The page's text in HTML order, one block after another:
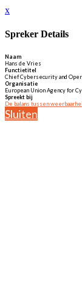
x
Spreker Details
Naam
Hans de Vries
Functietitel
Chief Cybersecurity and
Organisatie
European Union Agency for
Spreekt bij
De balans tussen
Sluiten